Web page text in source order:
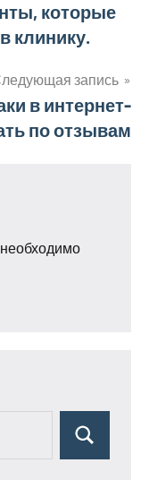
которые
клинику.
запись
в интернет-
по отзывам
Поиск